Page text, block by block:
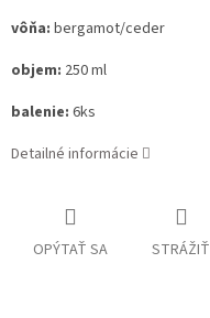
vôňa: bergamot/ceder
objem: 250 ml
balenie: 6ks
Detailné informácie
OPÝTAŤ SA STRÁŽIŤ